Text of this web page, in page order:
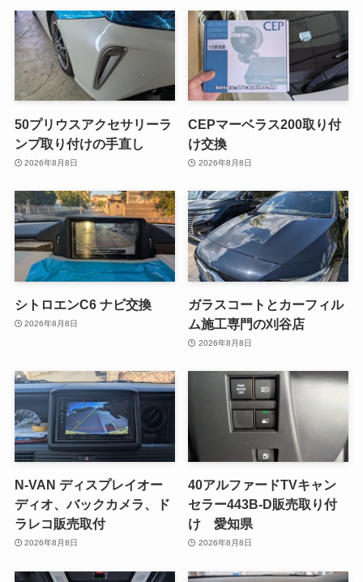
50プリウスアクセサリーラ
ンプ取り付けの手直し
2026年8月8日
CEPマーベラス200取り付
け交換
2026年8月8日
シトロエンC6 ナビ交換
2026年8月8日
ガラスコートとカーフィル
ム施工専門の刈谷店
2026年8月8日
N-VAN ディスプレイオー
ディオ、バックカメラ、ド
ラレコ販売取付
2026年8月8日
40アルファードTVキャン
セラー443B-D販売取り付
け 愛知県
2026年8月8日